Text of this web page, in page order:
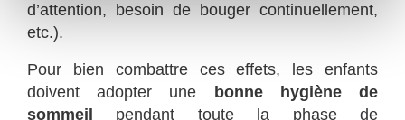
d’attention, besoin de bouger continuellement,
etc.).
Pour bien combattre ces effets, les enfants
doivent adopter une
bonne hygiène de
sommeil
pendant toute la phase de